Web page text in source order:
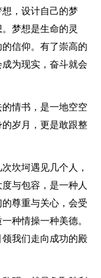
，设计自己的梦
梦想是生命的灵
信仰。有了崇高的
为现实，奋斗就会
情书，是一地空空
岁月，更是敢跟整
坎坷遇见几个人，
与包容，是一种人
尊重与关心，会受
种情操一种美德。
我们走向成功的殿